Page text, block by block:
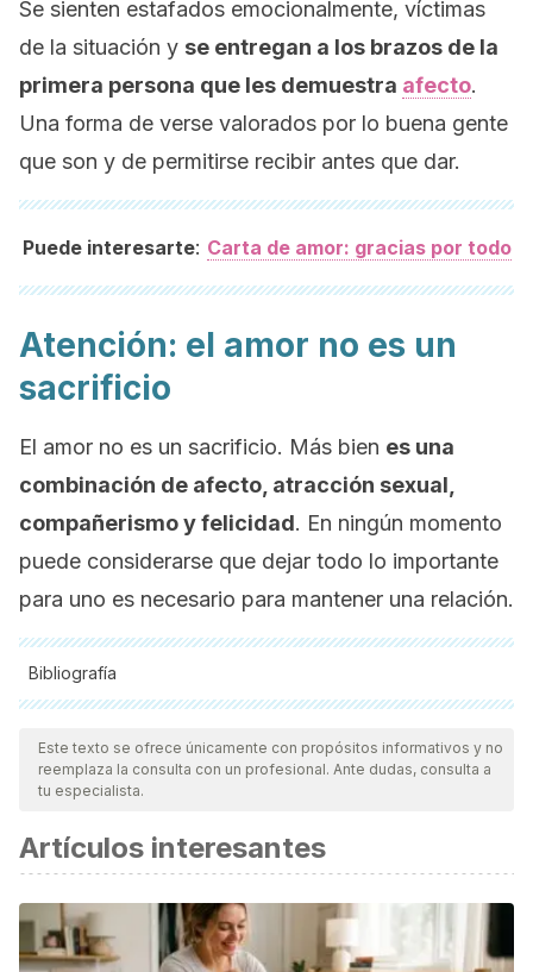
Se sienten estafados emocionalmente, víctimas
de la situación y se entregan a los brazos de la
primera persona que les demuestra afecto.
Una forma de verse valorados por lo buena gente
que son y de permitirse recibir antes que dar.
Puede interesarte: Carta de amor: gracias por todo
Atención: el amor no es un
sacrificio
El amor no es un sacrificio. Más bien es una
combinación de afecto, atracción sexual,
compañerismo y felicidad. En ningún momento
puede considerarse que dejar todo lo importante
para uno es necesario para mantener una relación.
Bibliografía
Todas las fuentes citadas fueron revisadas a profundidad por
nuestro equipo, para asegurar su calidad, confiabilidad,
vigencia y validez.La bibliografía de este artículo fue
científica.
Hewat, S. (2008). Love as Sacrifice.Making sense of AIDS:
Culture, sexuality, and power in Melanesia
, 150-167.
Doherty, G. (2009). Women in Love: Sacrifice, Sadism, and
Este texto se ofrece únicamente con propósitos informativos y no
reemplaza la consulta con un profesional. Ante dudas, consulta a
tu especialista.
Artículos interesantes